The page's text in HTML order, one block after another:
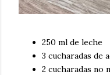
250 ml de leche
3 cucharadas de
2 cucharadas no